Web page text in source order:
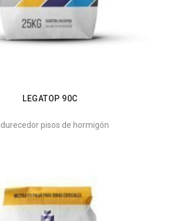
LEGATOP 90C
pisos de hormigón